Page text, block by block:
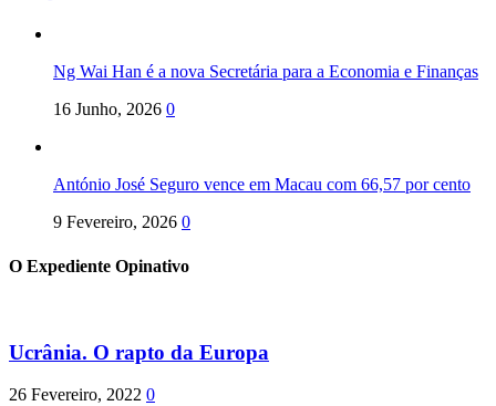
Ng Wai Han é a nova Secretária para a Economia e Finanças
16 Junho, 2026 0
António José Seguro vence em Macau com 66,57 por cento
9 Fevereiro, 2026 0
O Expediente Opinativo
Ucrânia. O rapto da Europa
26 Fevereiro, 2022 0